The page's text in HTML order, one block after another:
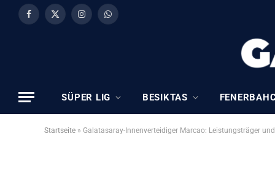
Facebook
X
InstagramWhatsApp
SÜPER LIG BESIKTAS
Startseite » Galatasaray-Innenverteidiger Marcao: Leistungsträger